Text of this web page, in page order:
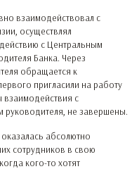
взаимодействовал с
осуществлял
с Центральным
Банка. Через
обращается к
пригласили на работу
с
руководителя, не завершены.
абсолютно
сотрудников в свою
кого-то хотят